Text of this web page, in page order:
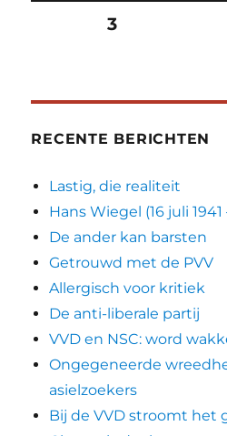
Berichten
PAGINA3
RECENTE BERICHTEN
Lastig, die realiteit
Hans Wiegel (16 juli 1941
De ander kan barsten
Getrouwd met de PVV
Allergisch voor kritiek
De anti-liberale partij
VVD en NSC: word
Ongegeneerde
asielzoekers
Bij de VVD stroomt het